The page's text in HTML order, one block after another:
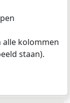
kolommen
staan).